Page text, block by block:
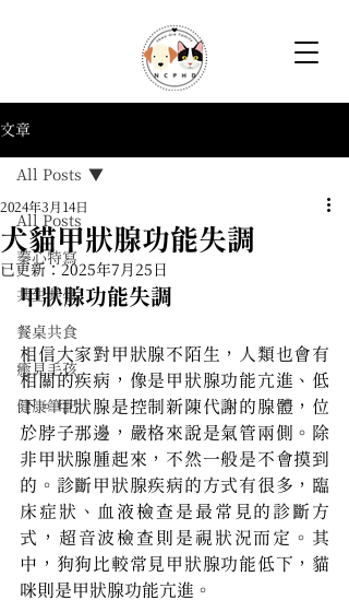
文章
All Posts
蓁心特寫
共生共學
餐桌共食
癒見毛孩
健康筆記
All Posts
犬貓甲狀腺功能失調
2024年3月14日
已更新： 2025年7月25日
甲狀腺功能失調
相信大家對甲狀腺不陌生，人類也會有
相關的疾病，像是甲狀腺功能亢進、低
下。甲狀腺是控制新陳代謝的腺體，位
於脖子那邊，嚴格來說是氣管兩側。除
非甲狀腺腫起來，不然一般是不會摸到
的。診斷甲狀腺疾病的方式有很多，臨
床症狀、血液檢查是最常見的診斷方
式，超音波檢查則是視狀況而定。其
中，狗狗比較常見甲狀腺功能低下，貓
咪則是甲狀腺功能亢進。